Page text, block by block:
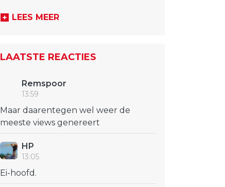
LEES MEER
LAATSTE REACTIES
Remspoor
13:59
Maar daarentegen wel weer de
meeste views genereert
HP
13:05
Ei-hoofd.